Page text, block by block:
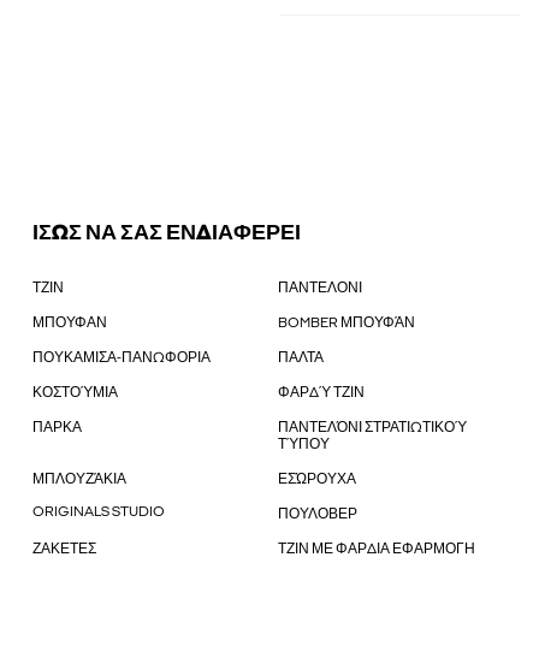
ΙΣΩΣ ΝΑ ΣΑΣ ΕΝΔΙΑΦΕΡΕΙ
ΤΖΙΝ ΠΑΝΤΕΛΟΝΙ
ΜΠΟΥΦΑΝ BOMBER ΜΠΟΥΦΆΝ
ΠΟΥΚΑΜΙΣΑ-ΠΑΝΩΦΟΡΙΑ ΠΑΛΤΑ
ΚΟΣΤΟΎΜΙΑ ΦΑΡΔΎ ΤΖΙΝ
ΠΑΡΚΑ
ΠΑΝΤΕΛΌΝΙ ΣΤΡΑΤΙΩΤΙΚΟΎ
ΤΎΠΟΥ
ΜΠΛΟΥΖΆΚΙΑ ΕΣΏΡΟΥΧΑ
ORIGINALS STUDIO ΠΟΥΛΟΒΕΡ
ΖΑΚΕΤΕΣ ΤΖΙΝ ΜΕ ΦΑΡΔΙΑ ΕΦΑΡΜΟΓΗ